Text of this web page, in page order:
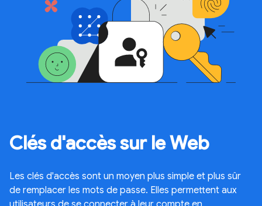
Clés d'accès sur le Web
Les clés d'accès sont un moyen plus simple et plus sûr
de remplacer les mots de passe. Elles permettent aux